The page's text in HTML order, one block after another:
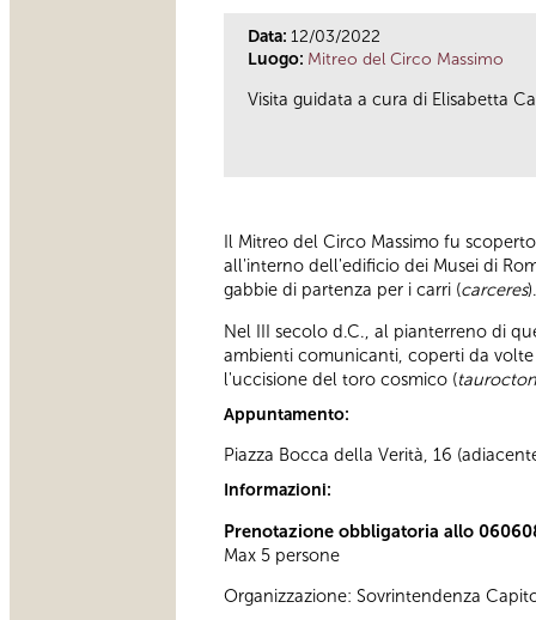
Data: 12/03/2022
Luogo: Mitreo del Circo Massimo
Visita guidata a cura di Elisabetta
Il Mitreo del Circo Massimo fu
all'interno dell'edificio dei Musei di
gabbie di partenza per i carri (carceres).
Nel III secolo d.C., al pianterreno di
ambienti comunicanti, coperti da
l'uccisione del toro cosmico (
Appuntamento:
Piazza Bocca della Verità, 16
Informazioni:
Prenotazione obbligatoria allo
Max 5 persone
Organizzazione: Sovrintendenza